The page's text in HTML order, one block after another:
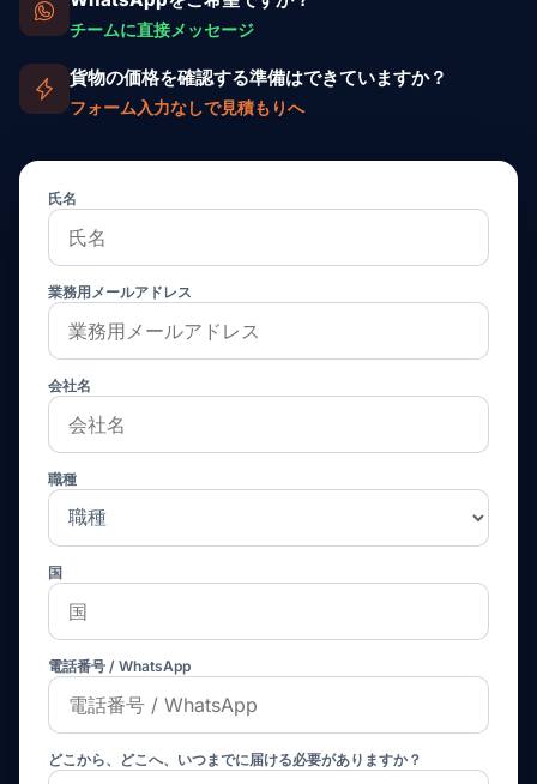
チームに直接メッセージ
貨物の価格を確認する準備はできていますか？
フォーム入力なしで見積もりへ
氏名
業務用メールアドレス
会社名
職種
国
電話番号 / WhatsApp
どこから、どこへ、いつまでに届ける必要がありますか？